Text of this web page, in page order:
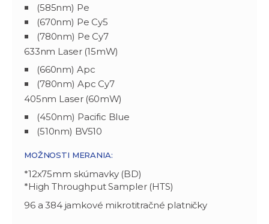
(585nm) Pe
(670nm) Pe Cy5
(780nm) Pe Cy7
633nm Laser (15mW)
(660nm) Apc
(780nm) Apc Cy7
405nm Laser (60mW)
(450nm) Pacific Blue
(510nm) BV510
MOŽNOSTI MERANIA:
*12x75mm skúmavky (BD)
*High Throughput Sampler (HTS)
96 a 384 jamkové mikrotitračné platničky